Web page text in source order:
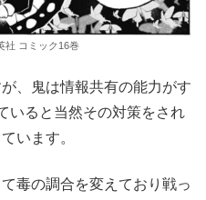
社 コミック16巻
、鬼は情報共有の能力がす
いると当然その対策をされ
います。
毒の調合を変えており戦っ